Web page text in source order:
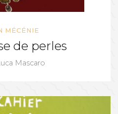
MÉCÉNIE
de perles
Mascaro